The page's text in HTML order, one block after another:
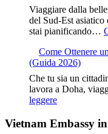
Viaggiare dalla
del Sud-Est asiatico
stai pianificando…
Come Ottenere
(Guida 2026)
Che tu sia un
lavora a Doha,
leggere
Vietnam Embassy